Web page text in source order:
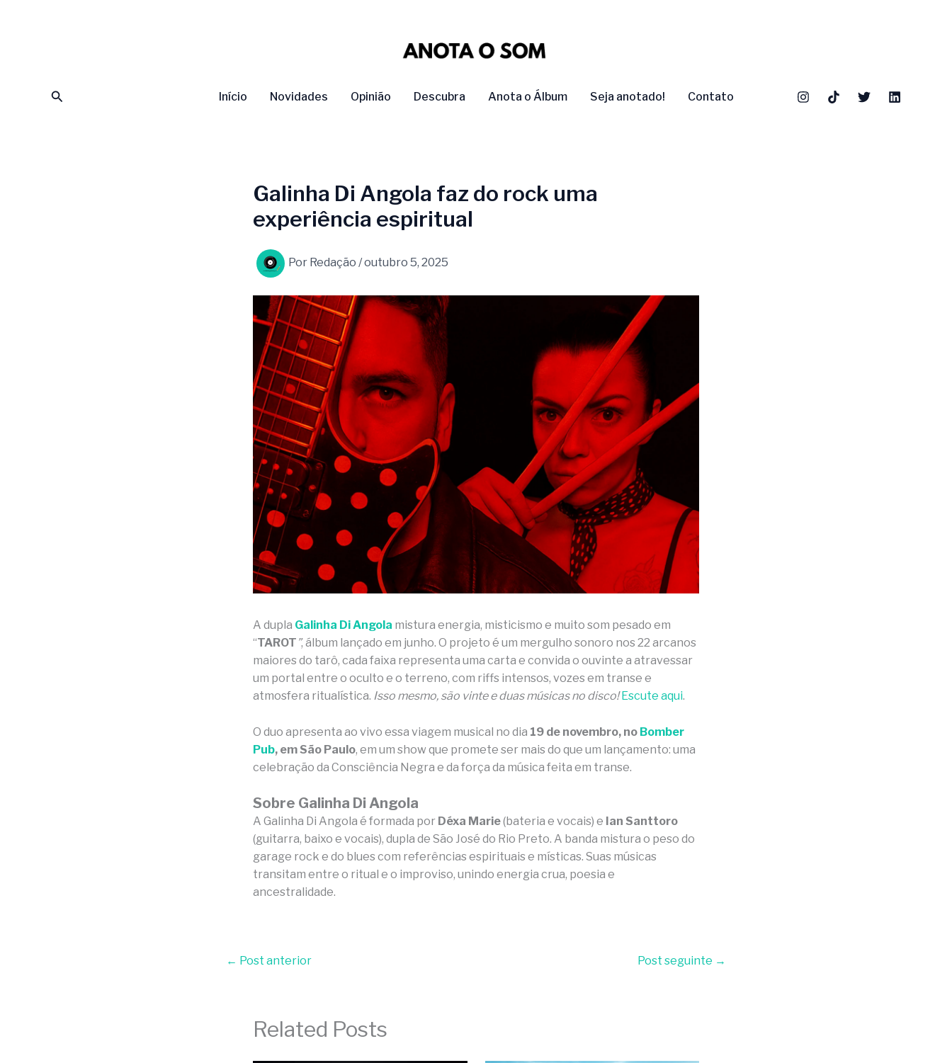
Pesquisar Início Novidades Opinião Descubra Anota o Álbum Seja anotado! Contato
Galinha Di Angola faz do rock uma
experiência espiritual
Por Redação /outubro 5, 2025
A dupla Galinha Di Angola mistura energia, misticismo e muito som pesado em
“TAROT ”, álbum lançado em junho. O projeto é um mergulho sonoro nos 22 arcanos
maiores do tarô, cada faixa representa uma carta e convida o ouvinte a atravessar
um portal entre o oculto e o terreno, com riffs intensos, vozes em transe e
atmosfera ritualística. Isso mesmo, são vinte e duas músicas no disco! Escute aqui.
O duo apresenta ao vivo essa viagem musical no dia 19 de novembro, no Bomber
Pub, em São Paulo, em um show que promete ser mais do que um lançamento: uma
celebração da Consciência Negra e da força da música feita em transe.
Sobre Galinha Di Angola
A Galinha Di Angola é formada por Déxa Marie(bateria e vocais) e Ian Santtoro
(guitarra, baixo e vocais), dupla de São José do Rio Preto. A banda mistura o peso do
garage rock e do blues com referências espirituais e místicas. Suas músicas
transitam entre o ritual e o improviso, unindo energia crua, poesia e
ancestralidade.
← Post anterior Post seguinte →
Related Posts